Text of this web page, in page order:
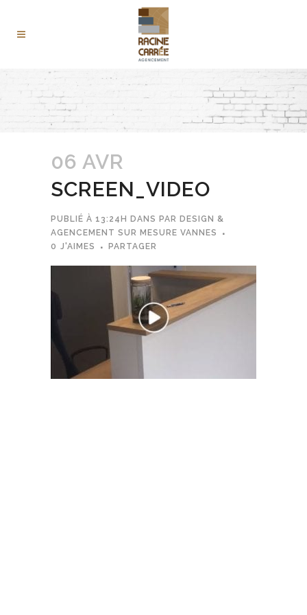
06 AVR
SCREEN_VIDEO
PUBLIÉ À 13:24H DANS PAR DESIGN &
AGENCEMENT SUR MESURE VANNES
0 J'AIMES PARTAGER